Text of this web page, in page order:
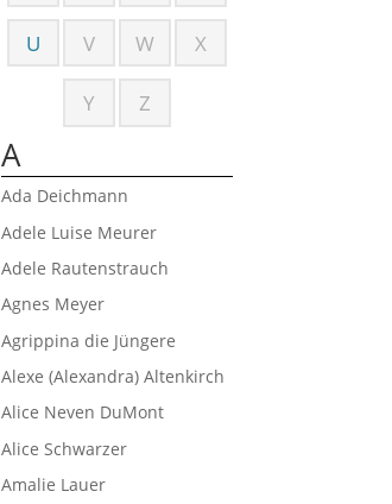
U V W X
Y Z
A
Ada Deichmann
Adele Luise Meurer
Adele Rautenstrauch
Agnes Meyer
Agrippina die Jüngere
Alexe (Alexandra) Altenkirch
Alice Neven DuMont
Alice Schwarzer
Amalie Lauer